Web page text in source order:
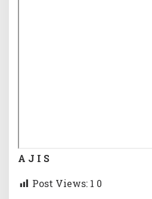
A J I S
Post Views: 1 0